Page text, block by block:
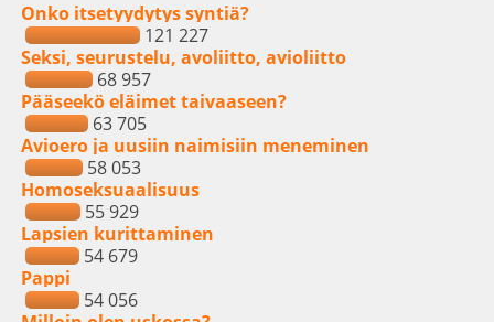
Onko itsetyydytys syntiä?
121 227
Seksi, seurustelu, avoliitto, avioliitto
68 957
Pääseekö eläimet taivaaseen?
63 705
Avioero ja uusiin naimisiin meneminen
58 053
Homoseksuaalisuus
55 929
Lapsien kurittaminen
54 679
Pappi
54 056